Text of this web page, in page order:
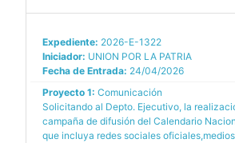
Expediente: 2026-E-1322
Iniciador: UNION POR LA PATRIA
Fecha de Entrada: 24/04/2026
Proyecto 1: Comunicación
Solicitando al Depto. Ejecutivo, la
campaña de difusión del Calendario
que incluya redes sociales